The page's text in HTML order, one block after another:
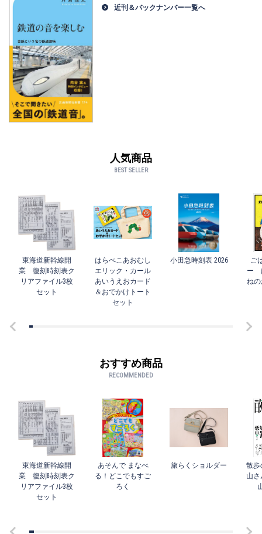
近刊＆バックナンバー一覧へ
人気商品
BEST SELLER
東海道新幹線開
業 復刻時刻表ク
リアファイル3枚
セット
はらぺこあおむし
エリック・カール
あいうえおカード
＆おでかけトート
セット
小田急時刻表 2026
ご
ー
ね
おすすめ商品
RECOMMENDED
東海道新幹線開
業 復刻時刻表ク
リアファイル3枚
セット
あそんで まなべ
る！どこでもすご
ろく
旅らくショルダー
散歩
山さ